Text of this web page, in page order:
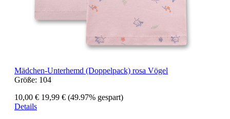
Mädchen-Unterhemd (Doppelpack) rosa Vögel
Größe: 104
10,00 € 19,99 € (49.97% gespart)
Details